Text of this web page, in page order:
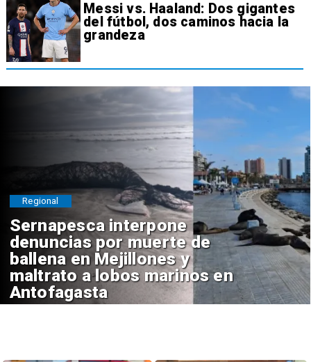
Messi vs. Haaland: Dos gigantes
del fútbol, dos caminos hacia la
grandeza
Sernapesca interpone
denuncias por muerte de
ballena en Mejillones y
maltrato a lobos marinos en
Antofagasta
Regional